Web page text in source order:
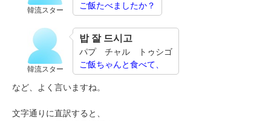
韓流スター
ご飯たべましたか？
韓流スター
밥 잘 드시고
パプ チャル トゥシゴ
ご飯ちゃんと食べて、
など、よく言いますね。
文字通りに直訳すると、